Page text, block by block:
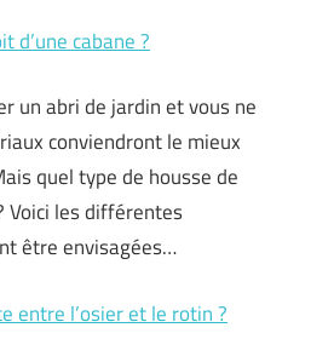
d’une cabane ?
un abri de jardin et vous ne
conviendront le mieux
quel type de housse de
Voici les différentes
être envisagées…
entre l’osier et le rotin ?